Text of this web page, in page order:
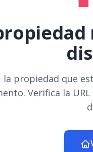
propiedad que
Verifica la